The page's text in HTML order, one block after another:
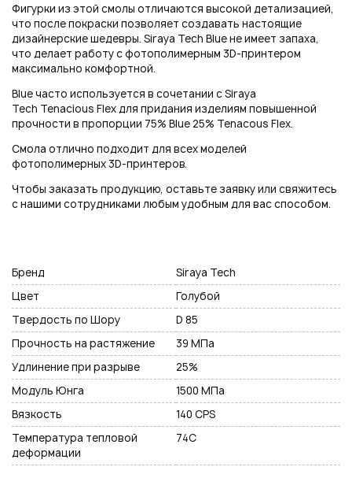
Фигурки из этой смолы отличаются высокой детализацией,
что после покраски позволяет создавать настоящие
дизайнерские шедевры. Siraya Tech Blue не имеет запаха,
что делает работу с фотополимерным 3D-принтером
максимально комфортной.
Blue часто используется в сочетании с Siraya
Tech Tenacious Flex для придания изделиям повышенной
прочности в пропорции 75% Blue 25% Tenacous Flex.
Смола отлично подходит для всех моделей
фотополимерных 3D-принтеров.
Чтобы заказать продукцию, оставьте заявку или свяжитесь
с нашими сотрудниками любым удобным для вас способом.
Бренд
Siraya Tech
Цвет
Голубой
Твердость по Шору
D 85
Прочность на растяжение
39 МПа
Удлинение при разрыве
25%
Модуль Юнга
1500 МПа
Вязкость
140 CPS
Температура тепловой
деформации
74C